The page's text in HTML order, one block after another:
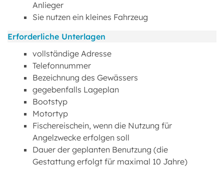
Anlieger
Sie nutzen ein kleines Fahrzeug
Erforderliche Unterlagen
vollständige Adresse
Telefonnummer
Bezeichnung des Gewässers
gegebenfalls Lageplan
Bootstyp
Motortyp
Fischereischein, wenn die Nutzung für
Angelzwecke erfolgen soll
Dauer der geplanten Benutzung (die
Gestattung erfolgt für maximal 10 Jahre)